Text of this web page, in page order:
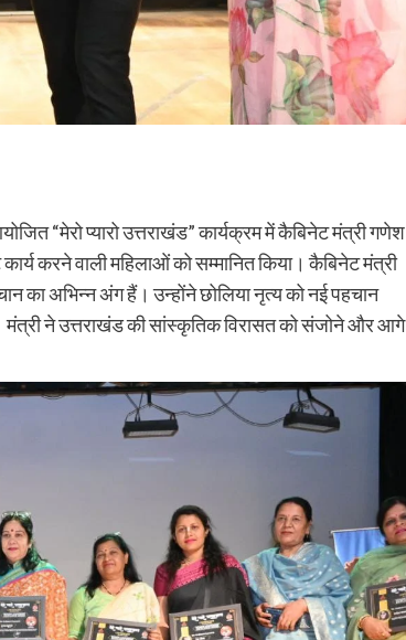
“मेरो प्यारो उत्तराखंड” कार्यक्रम में कैबिनेट मंत्री गणेश
करने वाली महिलाओं को सम्मानित किया। कैबिनेट मंत्री
का अभिन्न अंग हैं। उन्होंने छोलिया नृत्य को नई पहचान
मंत्री ने उत्तराखंड की सांस्कृतिक विरासत को संजोने और आगे